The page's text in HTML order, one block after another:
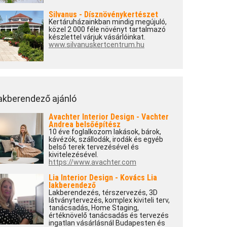
Silvanus - Dísznövénykertészet
Kertáruházainkban mindig megújuló,
közel 2 000 féle növényt tartalmazó
készlettel várjuk vásárlóinkat.
www.silvanuskertcentrum.hu
ajánló
Avachter Interior Design - Vachter
Andrea belsőépítész
10 éve foglalkozom lakások, bárok,
kávézók, szállodák, irodák és egyéb
belső terek tervezésével és
kivitelezésével.
https://www.avachter.com
Lia Interior Design - Kovács Lia
lakberendező
Lakberendezés, térszervezés, 3D
látványtervezés, komplex kiviteli terv,
tanácsadás, Home Staging,
értéknövelő tanácsadás és tervezés
ingatlan vásárlásnál Budapesten és